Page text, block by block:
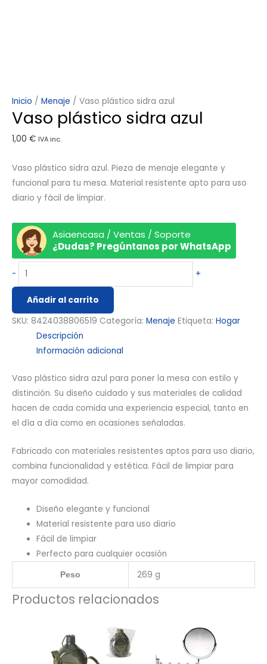
Inicio / Menaje / Vaso plástico sidra azul
Vaso plástico sidra azul
1,00 € IVA inc.
Vaso plástico sidra azul. Pieza de menaje elegante y
funcional para tu mesa. Material resistente apto para uso
diario y fácil de limpiar.
Asiaencasa / Ventas / Soporte
¿Dudas? Pregúntanos por WhatsApp
- +
Añadir al carrito
SKU: 8424038806519 Categoría: Menaje Etiqueta: Hogar
Descripción
Información adicional
Vaso plástico sidra azul para poner la mesa con estilo y
distinción. Su diseño cuidado y sus materiales de calidad
hacen de cada comida una experiencia especial, tanto en
el día a día como en ocasiones señaladas.
Fabricado con materiales resistentes aptos para uso diario,
combina funcionalidad y estética. Fácil de limpiar para
mayor comodidad.
Diseño elegante y funcional
Material resistente para uso diario
Fácil de limpiar
Perfecto para cualquier ocasión
Peso 269 g
Productos relacionados